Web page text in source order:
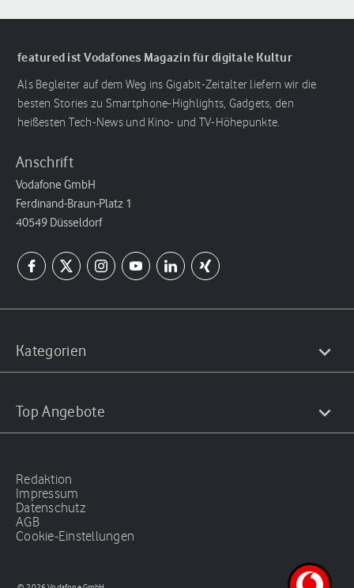
featured ist Vodafones Magazin für digitale Kultur
Als Begleiter auf dem Weg ins Gigabit-Zeitalter liefern wir die
besten Stories zu Smartphone-Highlights, Gadgets, den
heißesten Tech-News und Kino- und TV-Höhepunkte.
Anschrift
Vodafone GmbH
Ferdinand-Braun-Platz 1
40549 Düsseldorf
Kategorien
Top Angebote
Redaktion
Impressum
Datenschutz
AGB
Cookie-Einstellungen